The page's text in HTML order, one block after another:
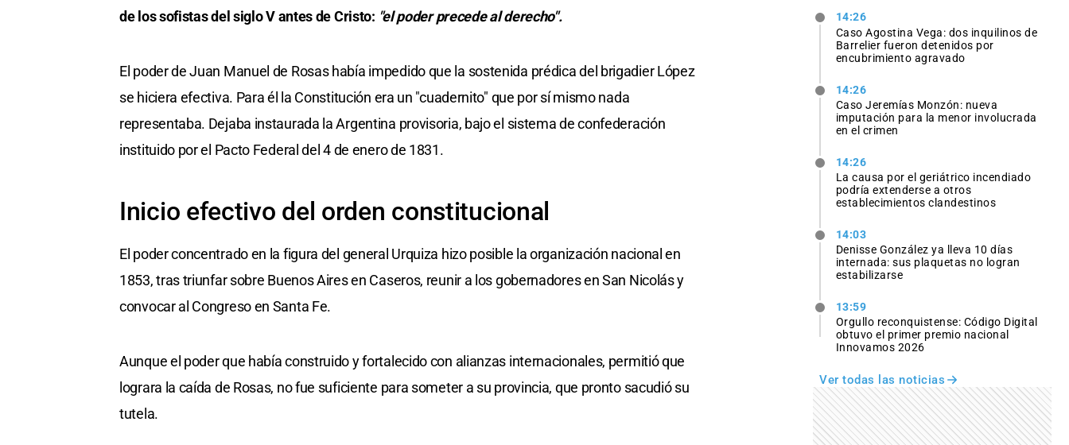
de los sofistas del siglo V antes de Cristo: "el poder precede al derecho".
El poder de Juan Manuel de Rosas había impedido que la sostenida prédica del brigadier López
se hiciera efectiva. Para él la Constitución era un "cuadernito" que por sí mismo nada
representaba. Dejaba instaurada la Argentina provisoria, bajo el sistema de confederación
instituido por el Pacto Federal del 4 de enero de 1831.
Inicio efectivo del orden constitucional
El poder concentrado en la figura del general Urquiza hizo posible la organización nacional en
1853, tras triunfar sobre Buenos Aires en Caseros, reunir a los gobernadores en San Nicolás y
convocar al Congreso en Santa Fe.
Aunque el poder que había construido y fortalecido con alianzas internacionales, permitió que
lograra la caída de Rosas, no fue suficiente para someter a su provincia, que pronto sacudió su
tutela.
14:26
Caso Agostina Vega: dos inquilinos de
Barrelier fueron detenidos por
encubrimiento agravado
14:26
Caso Jeremías Monzón: nueva
imputación para la menor involucrada
en el crimen
14:26
La causa por el geriátrico incendiado
podría extenderse a otros
establecimientos clandestinos
14:03
Denisse González ya lleva 10 días
internada: sus plaquetas no logran
estabilizarse
13:59
Orgullo reconquistense: Código Digital
obtuvo el primer premio nacional
Innovamos 2026
Ver todas las noticias